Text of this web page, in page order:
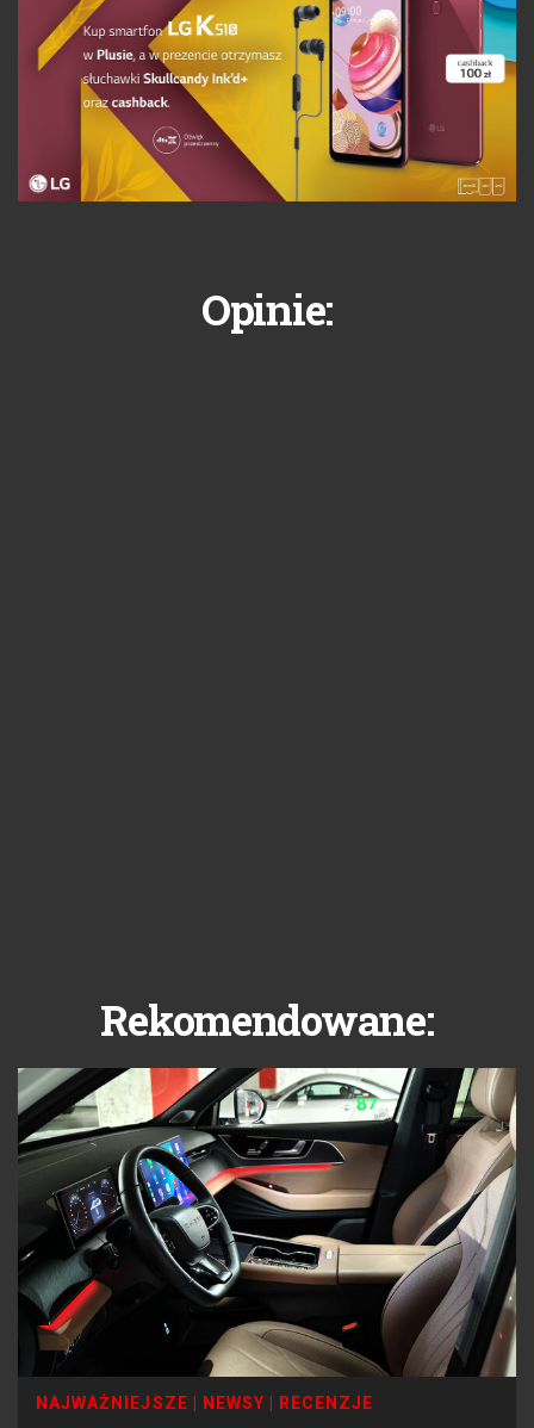
Opinie:
Rekomendowane:
NAJWAŻNIEJSZE NEWSY
RECENZJE